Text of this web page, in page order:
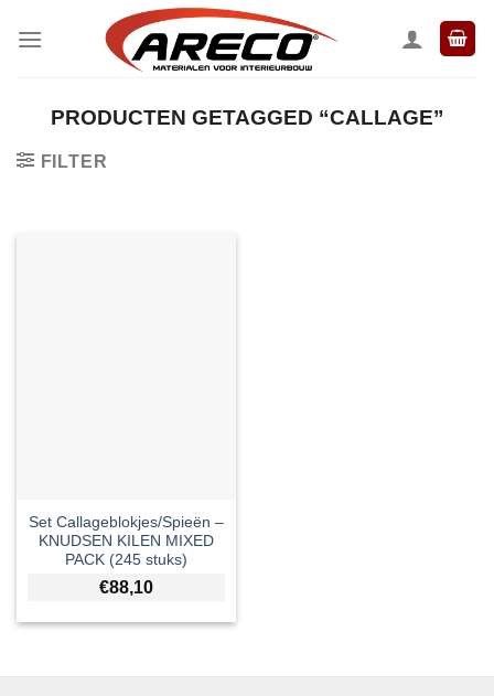
naar
PRODUCTEN GETAGGED “CALLAGE”
FILTER
Set Callageblokjes/Spieën –
KNUDSEN KILEN MIXED
PACK (245 stuks)
€88,10